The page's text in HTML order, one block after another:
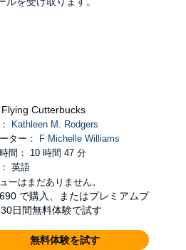
Cutterbucks
Kathleen M. Rodgers
ター：
F Michelle Williams
間： 10 時間 47 分
英語
ーはまだありません。
で購入、またはプレミアムプ
日間無料体験で試す
無料体験を試す